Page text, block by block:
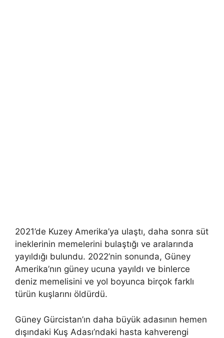
2021’de Kuzey Amerika’ya ulaştı, daha sonra süt
ineklerinin memelerini bulaştığı ve aralarında
yayıldığı bulundu. 2022’nin sonunda, Güney
Amerika’nın güney ucuna yayıldı ve binlerce
deniz memelisini ve yol boyunca birçok farklı
türün kuşlarını öldürdü.
Güney Gürcistan’ın daha büyük adasının hemen
dışındaki Kuş Adası’ndaki hasta kahverengi